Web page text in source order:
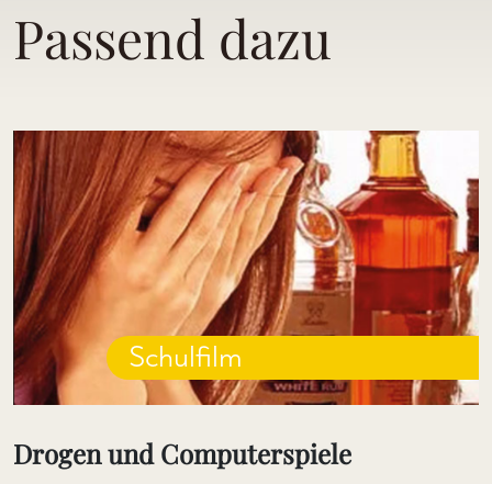
Passend dazu
Schulfilm
Drogen und Computerspiele